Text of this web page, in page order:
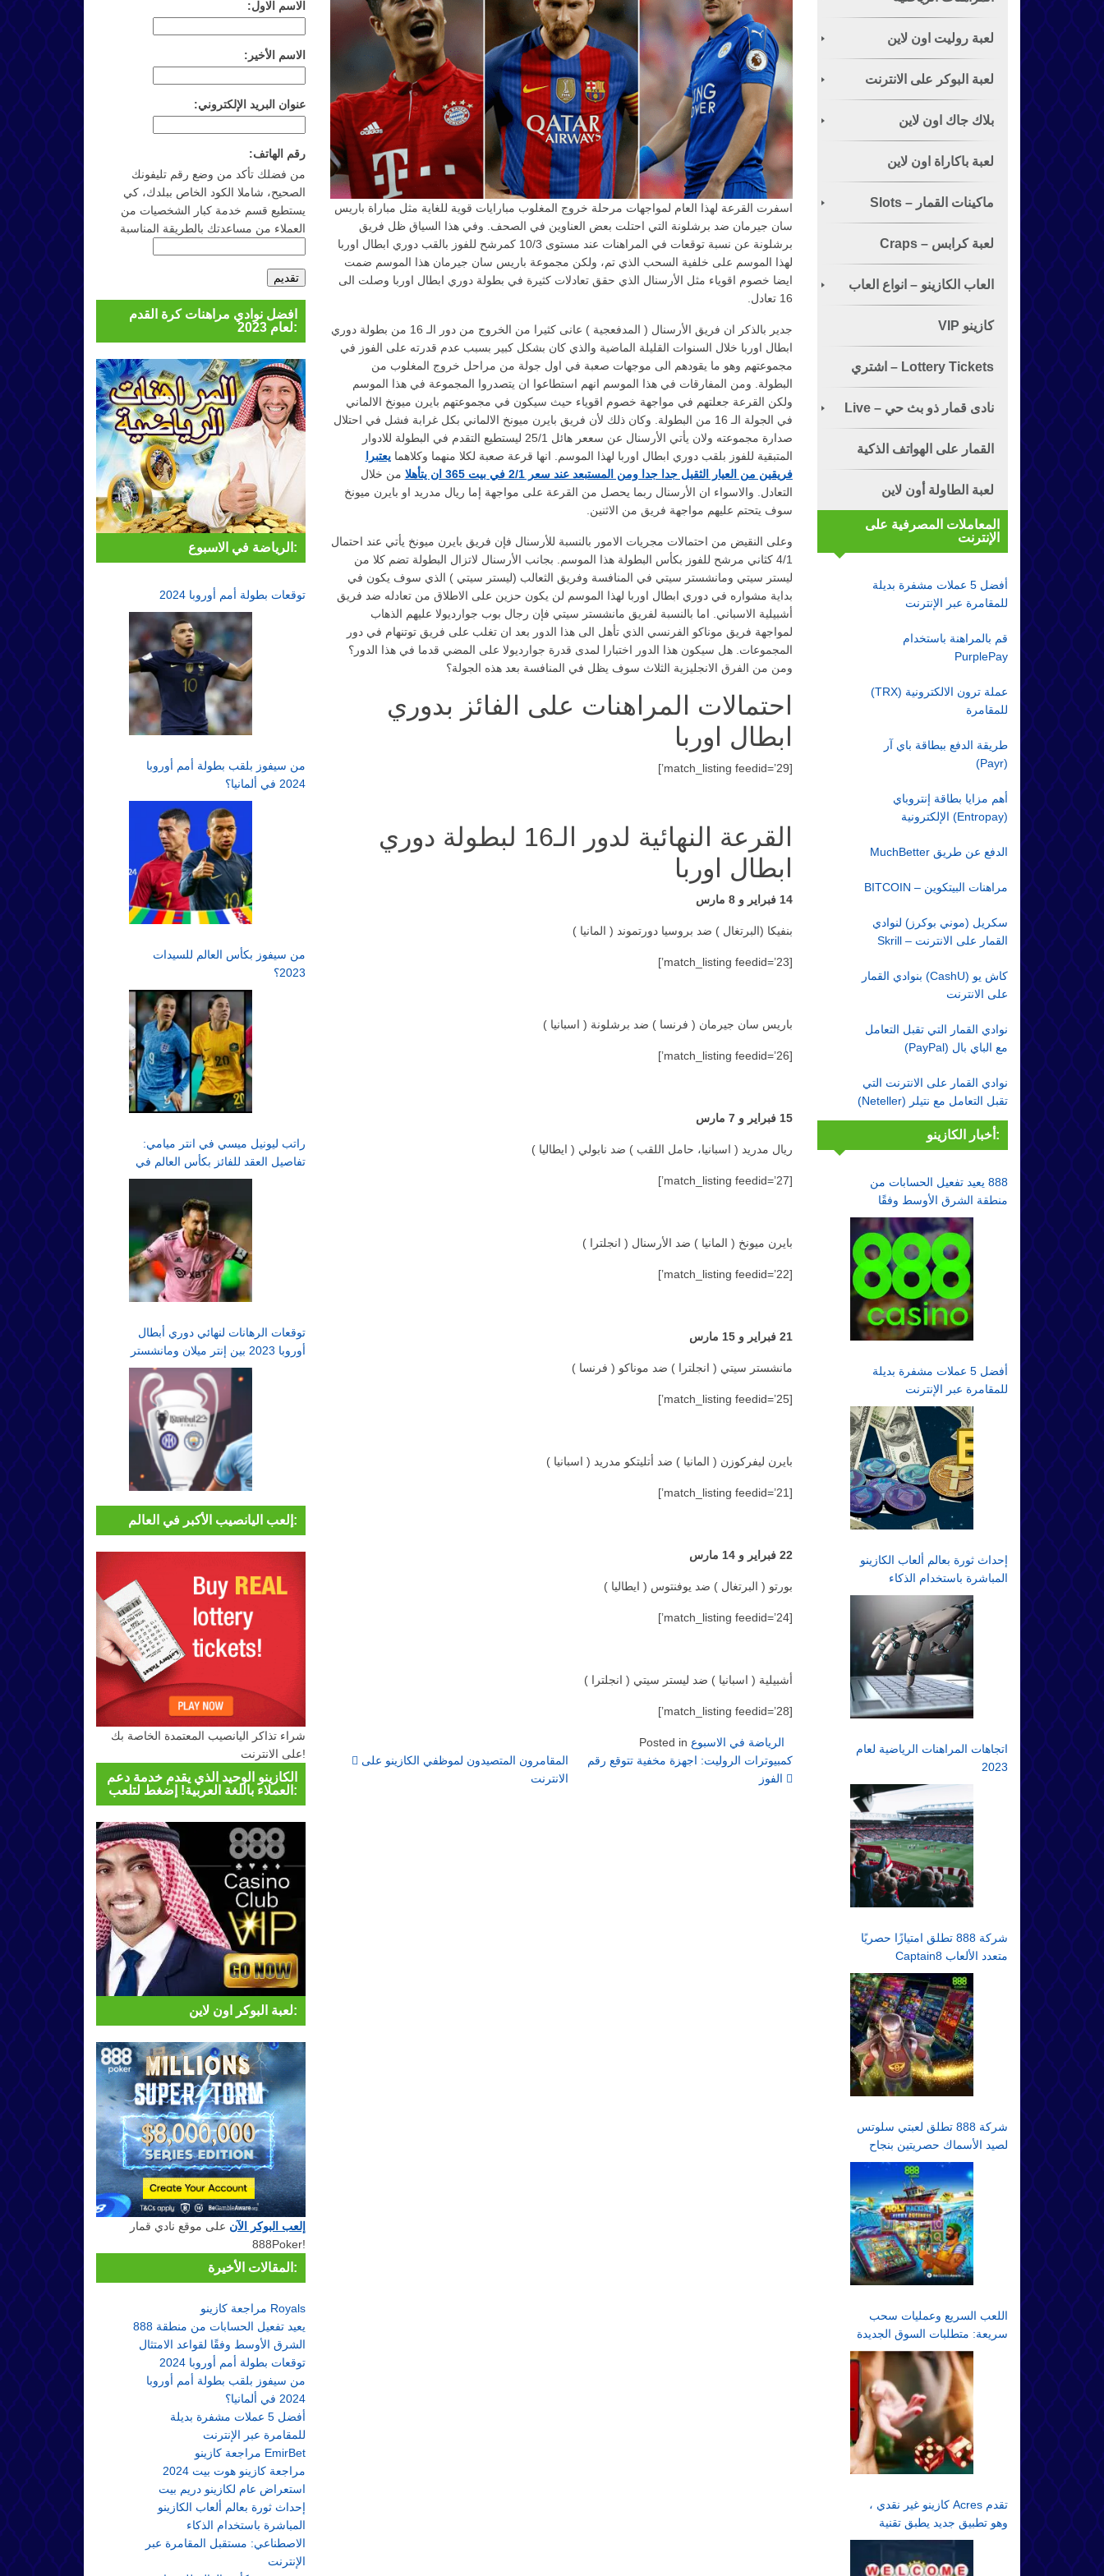
الاسم الاول:
الاسم الأخير:
عنوان البريد الإلكتروني:
رقم الهاتف:
من فضلك تأكد من وضع رقم تليفونك
الصحيح، شاملا الكود الخاص ببلدك، كي
يستطيع قسم خدمة كبار الشخصيات من
العملاء من مساعدتك بالطريقة المناسبة
افضل نوادي مراهنات كرة القدم
لعام 2023:
الرياضة في الاسبوع:
توقعات بطولة أمم أوروبا 2024
من سيفوز بلقب بطولة أمم أوروبا
2024 في ألمانيا؟
من سيفوز بكأس العالم للسيدات
2023؟
راتب ليونيل ميسي في انتر ميامي:
تفاصيل العقد للفائز بكأس العالم في
الدوري الأمريكي لكرة القدم
توقعات الرهانات لنهائي دوري أبطال
أوروبا 2023 بين إنتر ميلان ومانشستر
سيتي في اسطنبول
إلعب اليانصيب الأكبر في العالم:
شراء تذاكر اليانصيب المعتمدة الخاصة بك
على الانترنت!
الكازينو الوحيد الذي يقدم خدمة دعم
العملاء باللغة العربية! إضغط لتلعب:
لعبة البوكر اون لاين:
إلعب البوكر الآن على موقع نادي قمار
888Poker!
المقالات الأخيرة:
مراجعة كازينو Royals
888 يعيد تفعيل الحسابات من منطقة
الشرق الأوسط وفقًا لقواعد الامتثال
توقعات بطولة أمم أوروبا 2024
من سيفوز بلقب بطولة أمم أوروبا
2024 في ألمانيا؟
أفضل 5 عملات مشفرة بديلة
للمقامرة عبر الإنترنت
مراجعة كازينو EmirBet
مراجعة كازينو هوت بيت 2024
استعراض عام لكازينو دريم بيت
إحداث ثورة بعالم ألعاب الكازينو
المباشرة باستخدام الذكاء
الاصطناعي: مستقبل المقامرة عبر
الإنترنت
اسفرت القرعة لهذا العام لمواجهات مرحلة خروج المغلوب مبارايات قوية للغاية مثل مباراة باريس
سان جيرمان ضد برشلونة التي احتلت بعض العناوين في الصحف. وفي هذا السياق ظل فريق
برشلونة عن نسبة توقعات في المراهنات عند مستوى 10/3 كمرشح للفوز بالقب دوري ابطال اوربا
لهذا الموسم على خلفية السحب الذي تم، ولكن مجموعة باريس سان جيرمان هذا الموسم ضمت
ايضا خصوم اقوياء مثل الأرسنال الذي حقق تعادلات كثيرة في بطولة دوري ابطال اوربا وصلت الى
16 تعادل.
جدير بالذكر ان فريق الأرسنال ( المدفعجية ) عانى كثيرا من الخروج من دور الـ 16 من بطولة دوري
ابطال اوربا خلال السنوات القليلة الماضية والذي كان بشكل كبير بسبب عدم قدرته على الفوز في
مجموعتهم وهو ما يقودهم الى موجهات صعبة في اول جولة من مراحل خروج المغلوب من
البطولة. ومن المفارقات في هذا الموسم انهم استطاعوا ان يتصدروا المجموعة في هذا الموسم
ولكن القرعة جعلتهم في مواجهة خصوم اقوياء حيث سيكون في مجموعتهم بايرن ميونخ الالماني
في الجولة الـ 16 من البطولة. وكان ذلك لأن فريق بايرن ميونخ الالماني بكل غرابة فشل في احتلال
صدارة مجموعته ولان يأتي الأرسنال عن سععر هائل 25/1 ليستطيع التقدم في البطولة للادوار
المتبقية للفوز بلقب دوري ابطال اوربا لهذا الموسم. انها قرعة صعبة لكلا منهما وكلاهمايعتبرا
فريقين من العيار الثقيل جدا جدا ومن المستبعد عند سعر 2/1 في بيت 365 ان يتأهلا
من خلال
التعادل. والاسواء ان الأرسنال ربما يحصل من القرعة على مواجهة إما ريال مدريد او بايرن ميونخ
سوف يتحتم عليهم مواجهة فريق من الاثنين.
وعلى النقيض من احتمالات مجريات الامور بالنسبة للأرسنال فإن فريق بايرن ميونخ يأتي عند احتمال
4/1 كثاني مرشح للفوز بكأس البطولة هذا الموسم. بجانب الأرسنال لاتزال البطولة تضم كلا من
ليستر سيتي ومانشستر سيتي في المنافسة وفريق الثعالب (ليستر سيتي ) الذي سوف يكون في
بداية مشواره في دوري ابطال اوربا لهذا الموسم لن يكون حزين على الاطلاق من تعادله ضد فريق
أشبيلية الاسباني. اما بالنسبة لفريق مانشستر سيتي فإن رجال بوب جوارديولا عليهم الذهاب
لمواجهة فريق موناكو الفرنسي الذي تأهل الى هذا الدور بعد ان تغلب على فريق توتنهام في دور
المجموعات. هل سيكون هذا الدور اختبارا لمدى قدرة جوارديولا على المضي قدما في هذا الدور؟
ومن من الفرق الانجليزية الثلاث سوف يظل في المنافسة بعد هذه الجولة؟
احتمالات المراهنات على الفائز بدوري
ابطال اوربا
[match_listing feedid=’29’]
القرعة النهائية لدور الـ16 لبطولة دوري
ابطال اوربا
14 فبراير و 8 مارس
بنفيكا (البرتغال ) ضد بروسيا دورتموند ( المانيا )
[match_listing feedid=’23’]
باريس سان جيرمان ( فرنسا ) ضد برشلونة ( اسبانيا )
[match_listing feedid=’26’]
15 فبراير و 7 مارس
ريال مدريد ( اسبانيا، حامل اللقب ) ضد نابولي ( ايطاليا )
[match_listing feedid=’27’]
بايرن ميونخ ( المانيا ) ضد الأرسنال ( انجلترا )
[match_listing feedid=’22’]
21 فبراير و 15 مارس
مانشستر سيتي ( انجلترا ) ضد موناكو ( فرنسا )
[match_listing feedid=’25’]
بايرن ليفركوزن ( المانيا ) ضد أتليتكو مدريد ( اسبانيا )
[match_listing feedid=’21’]
22 فبراير و 14 مارس
بورتو ( البرتغال ) ضد يوفنتوس ( ايطاليا )
[match_listing feedid=’24’]
أشبيلية ( اسبانيا ) ضد ليستر سيتي ( انجلترا )
[match_listing feedid=’28’]
Posted in الرياضة في الاسبوع
Post navigation
الانترنت
كمبيوترات الروليت: اجهزة مخفية تتوقع رقم
لعبة روليت اون لاين
لعبة البوكر على الانترنت
الشهيرة
بلاك جاك اون لاين
لعبة باكاراة اون لاين
ماكينات القمار – Slots
لعبة كرابس – Craps
العاب الكازينو – انواع العاب
القمار
كازينو VIP
Lottery Tickets – اشتري
تذكرة الياناصيب! نادى قمار ذو بث حي – Live
Dealer
القمار على الهواتف الذكية
لعبة الطاولة أون لاين
المعاملات المصرفية على
الإنترنت
أفضل 5 عملات مشفرة بديلة
للمقامرة عبر الإنترنت
قم بالمراهنة باستخدام
PurplePay
عملة ترون الالكترونية (TRX)
للمقامرة
طريقة الدفع ببطاقة باي آر
(Payr)
أهم مزايا بطاقة إنتروباي
(Entropay) الإلكترونية
الدفع عن طريق MuchBetter
مراهنات البيتكوين – BITCOIN
سكريل (موني بوكرز) لنوادي
القمار على الانترنت – Skrill
كاش يو (CashU) بنوادي القمار
على الانترنت
نوادي القمار التي تقبل التعامل
مع الباي بال (PayPal)
نوادي القمار على الانترنت التي
تقبل التعامل مع نتيلر (Neteller)
أخبار الكازينو:
888 يعيد تفعيل الحسابات من
منطقة الشرق الأوسط وفقًا
لقواعد الامتثال
أفضل 5 عملات مشفرة بديلة
للمقامرة عبر الإنترنت
إحداث ثورة بعالم ألعاب الكازينو
المباشرة باستخدام الذكاء
الاصطناعي: مستقبل المقامرة
عبر الإنترنت
اتجاهات المراهنات الرياضية لعام
2023
شركة 888 تطلق امتيازًا حصريًا
متعدد الألعاب Captain8
شركة 888 تطلق لعبتي سلوتس
لصيد الأسماك حصريتين بنجاح
اللعب السريع وعمليات سحب
سريعة: متطلبات السوق الجديدة
تقدم Acres كازينو غير نقدي ،
وهو تطبيق جديد يطبق تقنية
الألعاب غير النقدية